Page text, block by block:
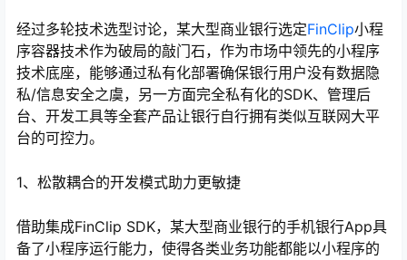
经过多轮技术选型讨论，某大型商业银行选定FinClip小程
序容器技术作为破局的敲门石，作为市场中领先的小程序
技术底座，能够通过私有化部署确保银行用户没有数据隐
私/信息安全之虞，另一方面完全私有化的SDK、管理后
台、开发工具等全套产品让银行自行拥有类似互联网大平
台的可控力。
1、松散耦合的开发模式助力更敏捷
借助集成FinClip SDK，某大型商业银行的手机银行App具
备了小程序运行能力，使得各类业务功能都能以小程序的